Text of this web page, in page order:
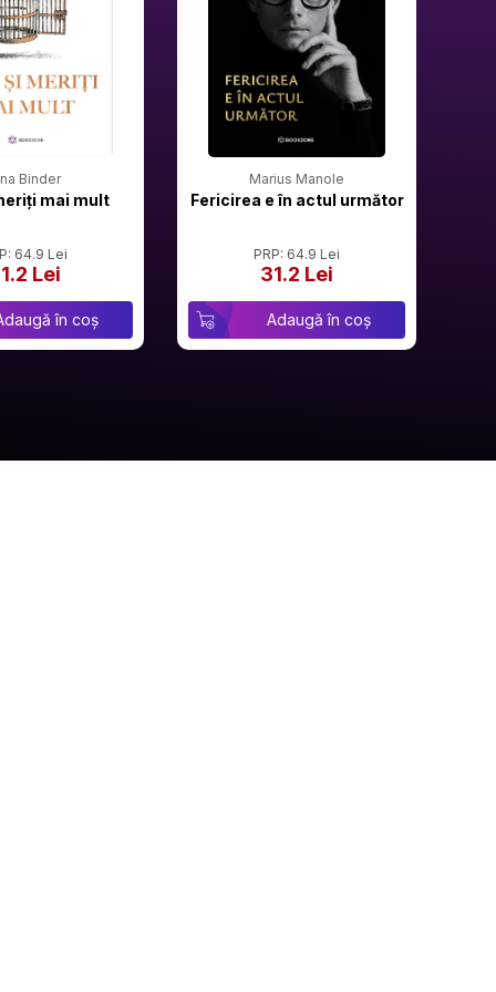
Binder
mai mult
64.9 Lei
Lei
în coș
Marius Manole
Fericirea e în actul următor
PRP: 64.9 Lei
31.2 Lei
Adaugă în coș